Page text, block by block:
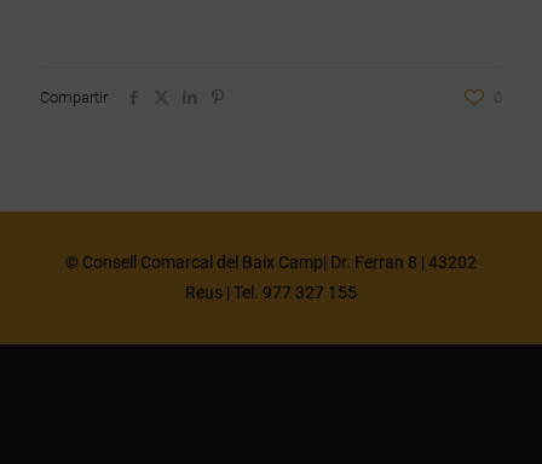
Compartir 0
© Consell Comarcal del Baix Camp| Dr. Ferran 8 | 43202
Reus | Tel. 977 327 155